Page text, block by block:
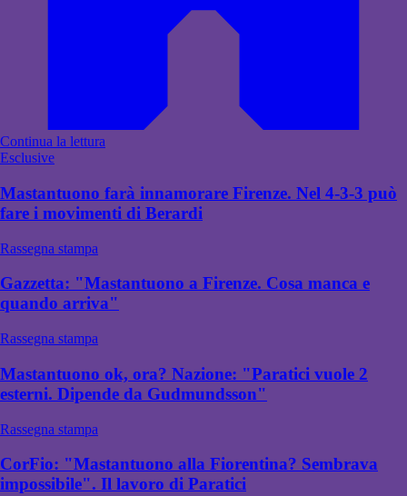
Continua la lettura
Esclusive
Mastantuono farà innamorare Firenze. Nel 4-3-3 può
fare i movimenti di Berardi
Rassegna stampa
Gazzetta: "Mastantuono a Firenze. Cosa manca e
quando arriva"
Rassegna stampa
Mastantuono ok, ora? Nazione: "Paratici vuole 2
esterni. Dipende da Gudmundsson"
Rassegna stampa
CorFio: "Mastantuono alla Fiorentina? Sembrava
impossibile". Il lavoro di Paratici